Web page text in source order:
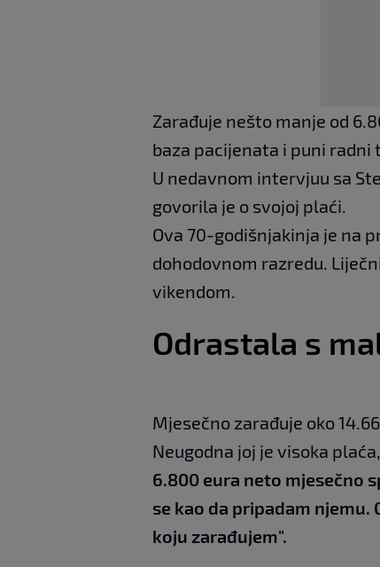
Zarađuje nešto manje od
baza pacijenata i puni radni
U nedavnom intervjuu sa
govorila je o svojoj plaći.
Ova 70-godišnjakinja je na
dohodovnom razredu.
vikendom.
Odrastala s
Mjesečno zarađuje oko
Neugodna joj je visoka
6.800 eura neto mjesečno
se kao da pripadam njemu.
koju zarađujem".